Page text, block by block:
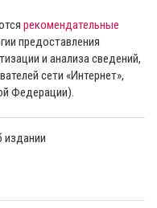
рекомендательные
предоставления
и анализа сведений,
сети «Интернет»,
Федерации).
издании